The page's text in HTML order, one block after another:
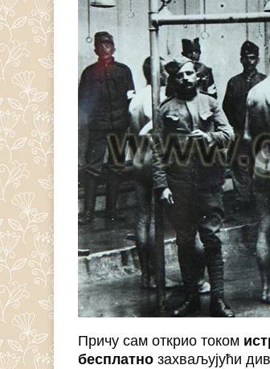
Причу сам открио током
бесплатно захваљујући